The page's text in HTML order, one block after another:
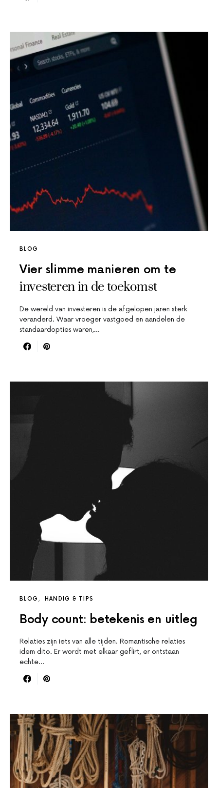
BLOG
Vier slimme manieren om te
investeren in de toekomst
De wereld van investeren is de afgelopen jaren sterk
veranderd. Waar vroeger vastgoed en aandelen de
standaardopties waren,…
BLOG HANDIG & TIPS
Body count: betekenis en uitleg
Relaties zijn iets van alle tijden. Romantische relaties
idem dito. Er wordt met elkaar geflirt, er ontstaan
echte…